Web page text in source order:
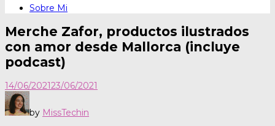
Sobre Mi
Merche Zafor, productos ilustrados
con amor desde Mallorca (incluye
podcast)
14/06/202123/06/2021
by MissTechin